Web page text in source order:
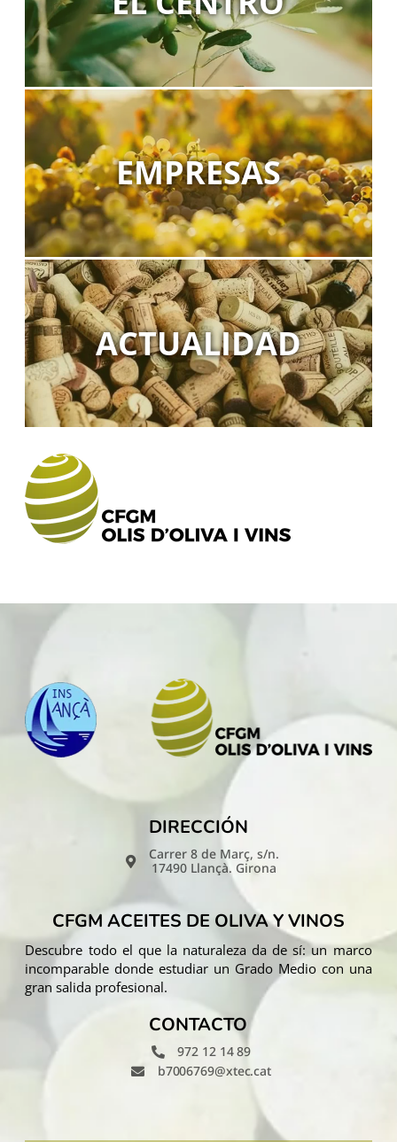
EMPRESAS
ACTUALIDAD
DIRECCIÓN
Carrer 8 de Març, s/n.
17490 Llançà. Girona
CFGM ACEITES DE OLIVA Y VINOS
Descubre todo el que la naturaleza da de sí: un marco
incomparable donde estudiar un Grado Medio con una
gran salida profesional.
CONTACTO
972 12 14 89
b7006769@xtec.cat